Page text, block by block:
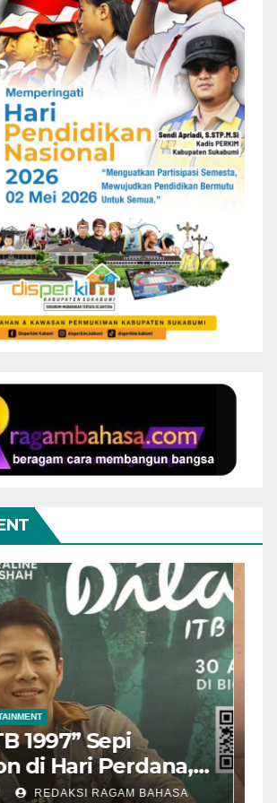
1997” Sepi
di Hari Perdana,
Nilai Cerita
REDAKSI RAGAM BAHASA